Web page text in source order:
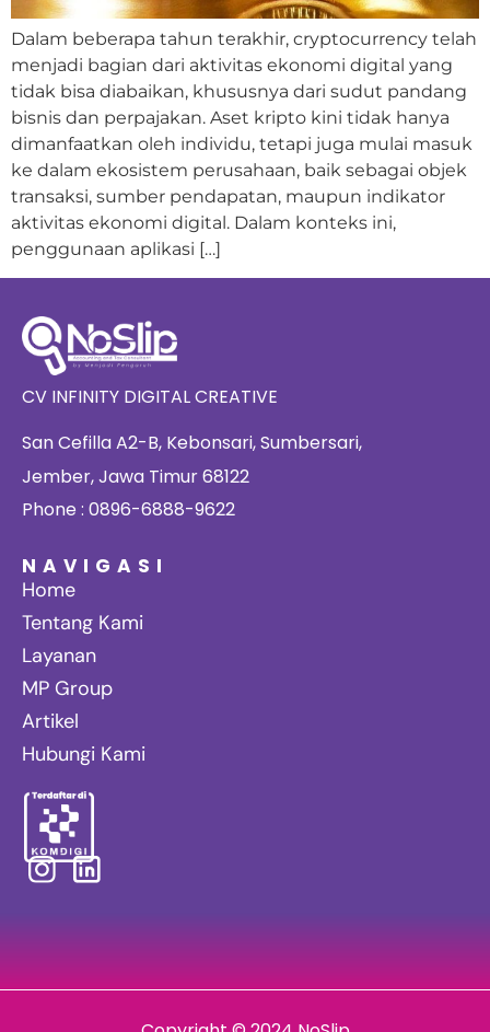
Dalam beberapa tahun terakhir, cryptocurrency telah
menjadi bagian dari aktivitas ekonomi digital yang
tidak bisa diabaikan, khususnya dari sudut pandang
bisnis dan perpajakan. Aset kripto kini tidak hanya
dimanfaatkan oleh individu, tetapi juga mulai masuk
ke dalam ekosistem perusahaan, baik sebagai objek
transaksi, sumber pendapatan, maupun indikator
aktivitas ekonomi digital. Dalam konteks ini,
penggunaan aplikasi […]
CV INFINITY DIGITAL CREATIVE
San Cefilla A2-B, Kebonsari, Sumbersari,
Jember, Jawa Timur 68122
Phone : 0896-6888-9622
NAVIGASI
Home
Tentang Kami
Layanan
MP Group
Artikel
Hubungi Kami